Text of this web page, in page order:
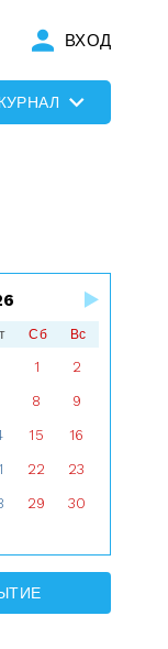
ВХОД
Сб Вс
1 2
8 9
15 16
22 23
29 30